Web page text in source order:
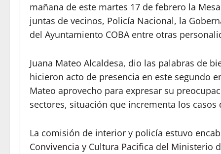
mañana de este martes 17 de febrero la
juntas de vecinos, Policía Nacional, la
del Ayuntamiento COBA entre otras
Juana Mateo Alcaldesa, dio las palabras de
hicieron acto de presencia en este segundo
Mateo aprovecho para expresar su
sectores, situación que incrementa los casos
La comisión de interior y policía estuvo
Convivencia y Cultura Pacifica del Ministerio